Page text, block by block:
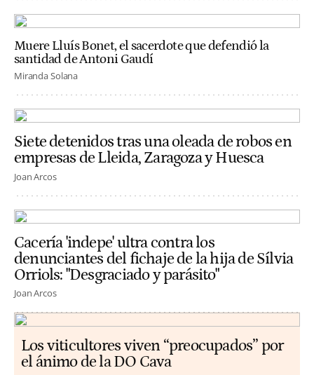
Muere Lluís Bonet, el sacerdote que defendió la
santidad de Antoni Gaudí
Miranda Solana
Siete detenidos tras una oleada de robos en
empresas de Lleida, Zaragoza y Huesca
Joan Arcos
Cacería 'indepe' ultra contra los
denunciantes del fichaje de la hija de Sílvia
Orriols: "Desgraciado y parásito"
Joan Arcos
Los viticultores viven “preocupados” por
el ánimo de la DO Cava